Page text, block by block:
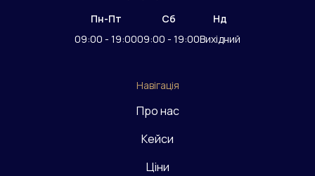
Пн-Пт
09:00 - 19:00
Сб
09:00 - 19:00
Нд
Вихідний
Навігація
Про нас
Кейси
Ціни